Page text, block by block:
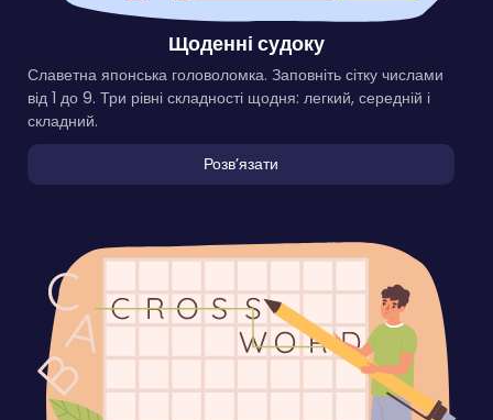
Щоденні судоку
Славетна японська головоломка. Заповніть сітку числами
від 1 до 9. Три рівні складності щодня: легкий, середній і
складний.
Розвʼязати